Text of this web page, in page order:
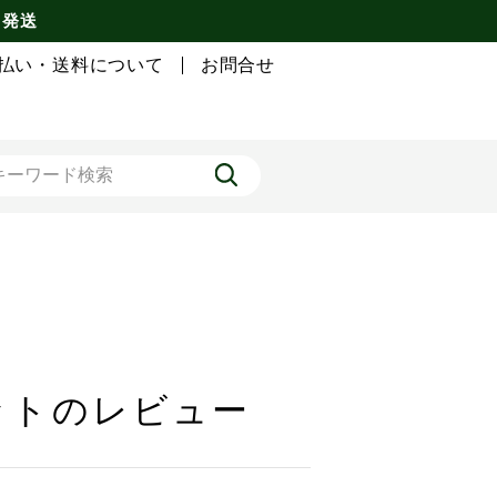
送
い・送料について お問合せ
のレビュー